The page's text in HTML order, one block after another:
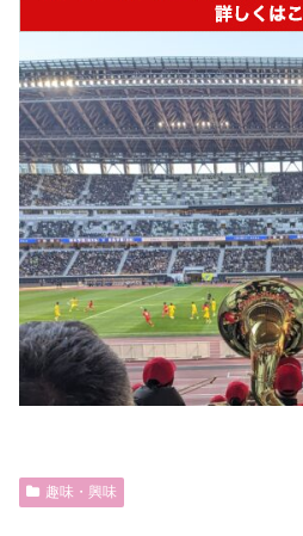
趣味・興味